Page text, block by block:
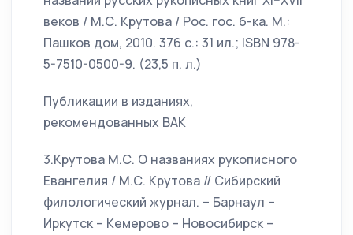
веков / М.С. Крутова / Рос. гос. б-ка. М.:
Пашков дом, 2010. 376 с.: 31 ил.; ISBN 978-
5-7510-0500-9. (23,5 п. л.)
Публикации в изданиях,
рекомендованных ВАК
3.Крутова М.С. О названиях рукописного
Евангелия / М.С. Крутова // Сибирский
филологический журнал. – Барнаул –
Иркутск – Кемерово – Новосибирск –